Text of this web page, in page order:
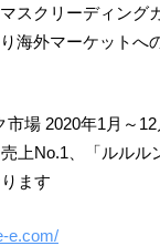
スクリーディング
海外マーケットへ
場 2020年1月～
上No.1、「ルルル
ます
e.com/